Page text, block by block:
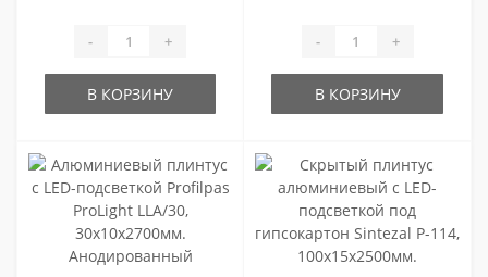
- +
В КОРЗИНУ
- +
В КОРЗИНУ